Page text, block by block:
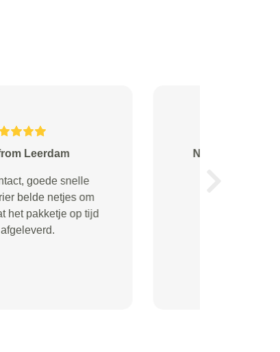
PS Windig from Amsterdam
Goeie service voor een mooie
prijs en hele aardige mensen.